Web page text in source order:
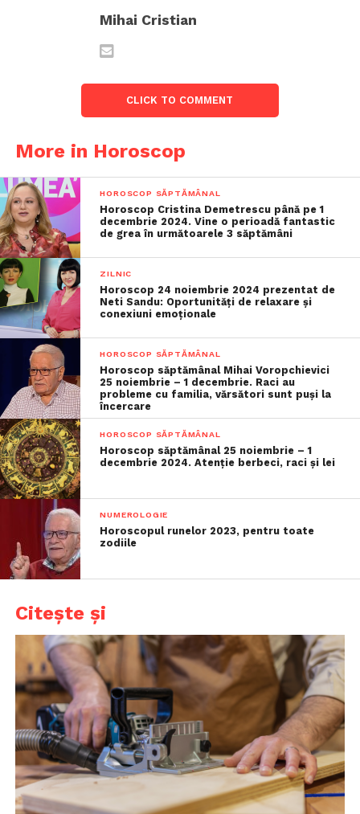
Mihai Cristian
CLICK TO COMMENT
More in Horoscop
HOROSCOP SĂPTĂMÂNAL
Horoscop Cristina Demetrescu până pe 1
decembrie 2024. Vine o perioadă fantastic
de grea în următoarele 3 săptămâni
ZILNIC
Horoscop 24 noiembrie 2024 prezentat de
Neti Sandu: Oportunități de relaxare și
conexiuni emoționale
HOROSCOP SĂPTĂMÂNAL
Horoscop săptămânal Mihai Voropchievici
25 noiembrie – 1 decembrie. Raci au
probleme cu familia, vărsători sunt puși la
încercare
HOROSCOP SĂPTĂMÂNAL
Horoscop săptămânal 25 noiembrie – 1
decembrie 2024. Atenție berbeci, raci și lei
NUMEROLOGIE
Horoscopul runelor 2023, pentru toate
zodiile
Citește și